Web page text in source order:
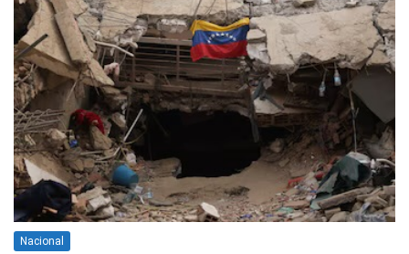
Nacional